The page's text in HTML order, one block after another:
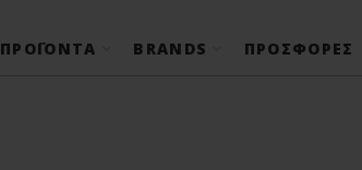
ΠΡΟΪΌΝΤΑ BRANDS ΠΡΟΣΦΟΡΈΣ